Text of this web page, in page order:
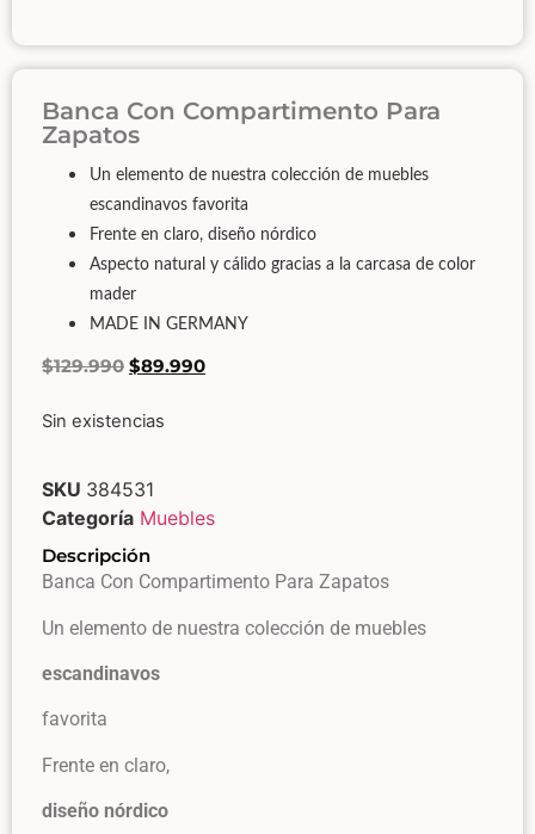
Banca Con Compartimento Para
Zapatos
Un elemento de nuestra colección de muebles
escandinavos favorita
Frente en claro, diseño nórdico
Aspecto natural y cálido gracias a la carcasa de color
mader
MADE IN GERMANY
$129.990 $89.990
Sin existencias
SKU 384531
Categoría Muebles
Descripción
Banca Con Compartimento Para Zapatos
Un elemento de nuestra colección de muebles
escandinavos
favorita
Frente en claro,
diseño nórdico